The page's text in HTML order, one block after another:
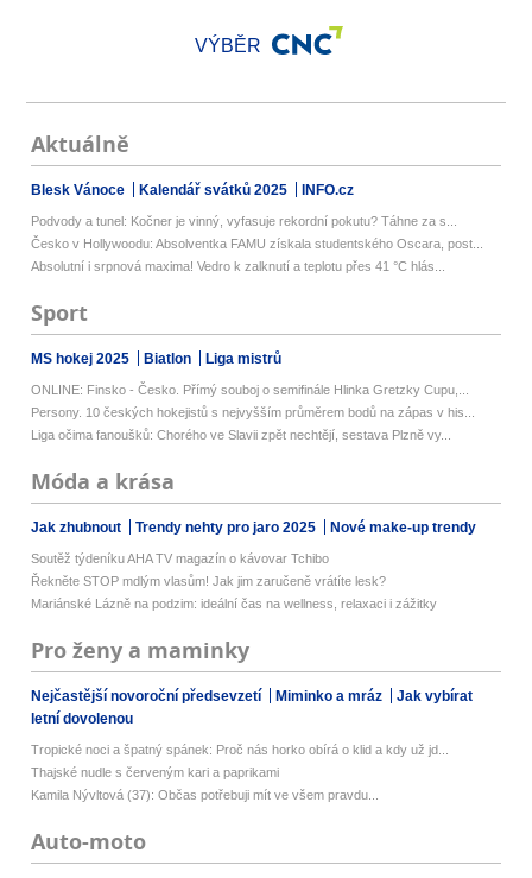
VÝBĚR
Aktuálně
Blesk Vánoce Kalendář svátků 2025 INFO.cz
Podvody a tunel: Kočner je vinný, vyfasuje rekordní pokutu? Táhne za s...
Česko v Hollywoodu: Absolventka FAMU získala studentského Oscara, post...
Absolutní i srpnová maxima! Vedro k zalknutí a teplotu přes 41 °C hlás...
Sport
MS hokej 2025 Biatlon Liga mistrů
ONLINE: Finsko - Česko. Přímý souboj o semifinále Hlinka Gretzky Cupu,...
Persony. 10 českých hokejistů s nejvyšším průměrem bodů na zápas v his...
Liga očima fanoušků: Chorého ve Slavii zpět nechtějí, sestava Plzně vy...
Móda a krása
Jak zhubnout Trendy nehty pro jaro 2025 Nové make-up trendy
Soutěž týdeníku AHA TV magazín o kávovar Tchibo
Řekněte STOP mdlým vlasům! Jak jim zaručeně vrátíte lesk?
Mariánské Lázně na podzim: ideální čas na wellness, relaxaci i zážitky
Pro ženy a maminky
Nejčastější novoroční předsevzetí Miminko a mráz
Jak vybírat
letní dovolenou
Tropické noci a špatný spánek: Proč nás horko obírá o klid a kdy už jd...
Thajské nudle s červeným kari a paprikami
Kamila Nývltová (37): Občas potřebuji mít ve všem pravdu...
Auto-moto